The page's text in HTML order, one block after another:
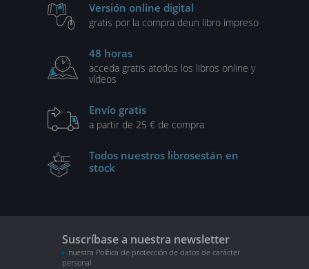
Versión online digital
gratis por la compra deun libro impreso
48 horas
acceda gratis atodos los libros online y
vídeos
Envío gratis
a partir de 25 € de compra
Todos nuestros librosestán en
stock
Suscríbase a nuestra newsletter
nuestra Política de protección de datos de carácter
personal